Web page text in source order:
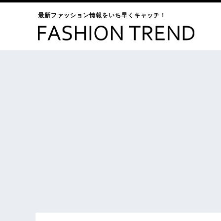
最新ファッション情報をいち早くキャッチ！